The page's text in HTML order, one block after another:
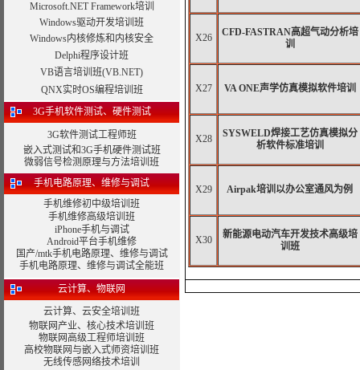
Microsoft.NET Framework培训
Windows驱动开发培训班
Windows内核修炼和内核安全
Delphi程序设计班
VB语言培训班(VB.NET)
QNX实时OS编程培训班
3G手机软件测试、硬件测试
3G软件测试工程师班
嵌入式测试和3G手机硬件测试班
微弱信号检测原理与方法培训班
手机电路原理、维修与调试
手机维修初中级培训班
手机维修高级培训班
iPhone手机与调试
Android平台手机维修
国产/mtk手机电路原理、维修与调试
手机电路原理、维修与调试全能班
云计算、物联网
云计算、云安全培训班
物联网产业、核心技术培训班
物联网高级工程师培训班
高校物联网与嵌入式师资培训班
无线传感网络技术培训
X26
CFD-FASTRAN高超气动分析培
训
X27 VA ONE声学仿真模拟软件培训
X28
SYSWELD焊接工艺仿真模拟分
析软件标准培训
X29 Airpak培训以办公室通风为例
X30
新能源电动汽车开发技术高级培
训班